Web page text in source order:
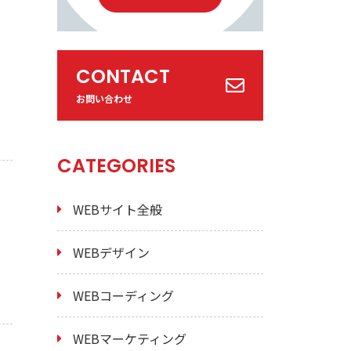
CONTACT
お問い合わせ
CATEGORIES
WEBサイト全般
WEBデザイン
WEBコーディング
WEBマーケティング